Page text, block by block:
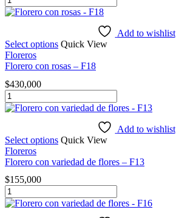
con
F17
cantidad
Add to wishlist
Select options Quick View
Floreros
Florero con rosas – F18
$430,000
Florero
con
F18
cantidad
Add to wishlist
Select options Quick View
Floreros
Florero con variedad de flores – F13
$155,000
Florero
con